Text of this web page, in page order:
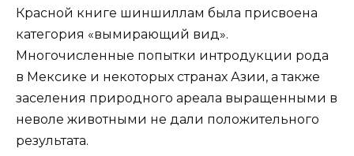
Красной книге шиншиллам была присвоена
категория «вымирающий вид».
Многочисленные попытки интродукции рода
в Мексике и некоторых странах Азии, а также
заселения природного ареала выращенными в
неволе животными не дали положительного
результата.